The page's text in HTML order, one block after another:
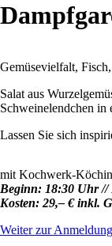
Gemüsevielfalt,
Salat aus
Schweinelendchen in
Lassen Sie sich
mit Kochwerk-Köchin
Beginn: 18:30 Uhr
Kosten: 29,– € inkl.
Weiter zur Anmeldung